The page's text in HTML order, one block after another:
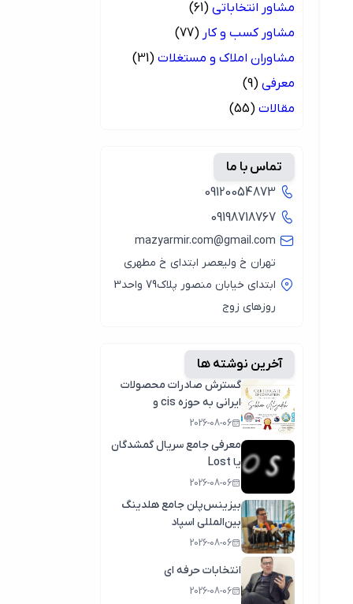
مشاور انتخاباتی (61)
مشاور کسب و کار (77)
مشاوران املاک و مستغلات (31)
معرفی (9)
مقالات (55)
تماس با ما
09120054873
09198718767
mazyarmir.com@gmail.com
تهران خ ولیعصر ابتدای خ مطهری
ابتدای خیابان منصور پلاک79 واحد3
روزهای زوج
آخرین نوشته ها
گسترش صادرات محصولات
ایرانی به حوزه cis و
کشورهای عربی
2026-08-06
معرفی جامع سریال گمشدگان
یا Lost
2026-08-06
بیزینس‌پلن جامع هلدینگ
بین‌المللی اسپاد
2026-08-06
انتخابات حرفه ای
2026-08-06